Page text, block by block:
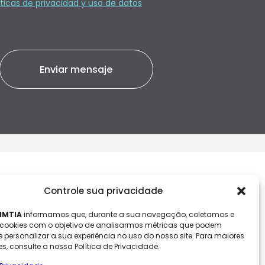
Controle sua privacidade
informamos que, durante a sua navegação, coletamos e
com o objetivo de analisarmos métricas que podem
personalizar a sua experiência no uso do nosso site. Para maiores
consulte a nossa Política de Privacidade.
de privacidad y uso de datos
Atendimento ao cliente
Canal de denúncias.